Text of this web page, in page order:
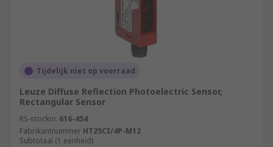
Tijdelijk niet op voorraad
Leuze Diffuse Reflection Photoelectric Sensor,
Rectangular Sensor
RS-stocknr. 616-454
Fabrikantnummer HT25CI/4P-M12
Subtotaal (1 eenheid)